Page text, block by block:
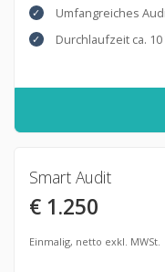
Umfangreiches
Durchlaufzeit ca.
Smart Audit
€ 1.250
Einmalig, netto exkl. MWSt.